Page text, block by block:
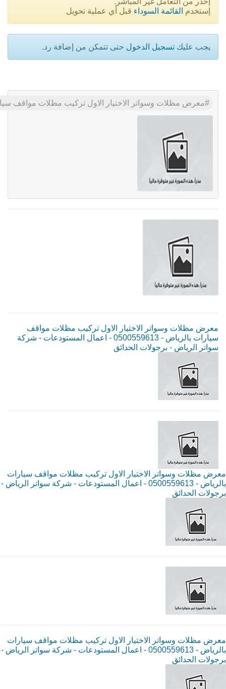
إستخدم القائمة السوداء قبل أي عملية تحويل
يجب عليك تسجيل الدخول حتى تتمكن من إضافة رد.
معرض مظلات وسواتر الاختيار الاول تركيب مظلات مواقف سيارات بالرياض - 0500559613 - اعمال المستودعات - شركة
معرض مظلات وسواتر الاختيار الاول تركيب مظلات مواقف
سيارات بالرياض - 0500559613 - اعمال المستودعات - شركة
سواتر الرياض - برجولات الحدائق
معرض مظلات وسواتر الاختيار الاول تركيب مظلات مواقف سيارات
بالرياض - 0500559613 - اعمال المستودعات - شركة سواتر الرياض -
برجولات الحدائق
معرض مظلات وسواتر الاختيار الاول تركيب مظلات مواقف سيارات
بالرياض - 0500559613 - اعمال المستودعات - شركة سواتر الرياض -
برجولات الحدائق